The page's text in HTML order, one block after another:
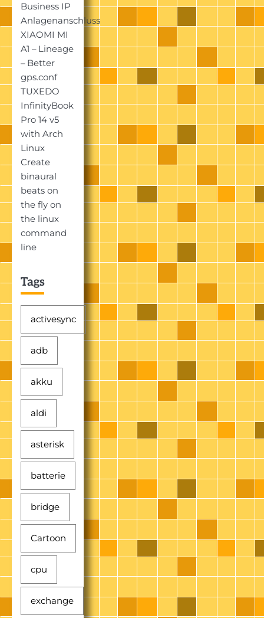
Business IP
Anlagenanschluss
XIAOMI MI
A1 – Lineage
– Better
gps.conf
TUXEDO
InfinityBook
Pro 14 v5
with Arch
Linux
Create
binaural
beats on
the fly on
the linux
command
line
Tags
activesync
adb
akku
aldi
asterisk
batterie
bridge
Cartoon
cpu
exchange